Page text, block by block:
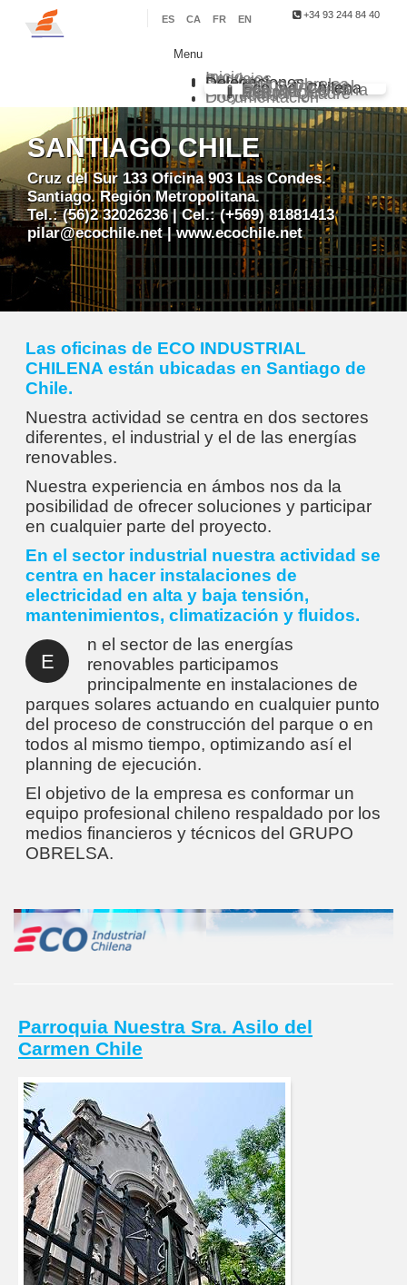
+34 93 244 84 40
ES CA FR EN
Menu
Inicio
Servicios
Sectores
Delegaciones
Grupo Obrelsa
Sarl Saim Argel
Eco Ind. Chilena
Eco Ind. Peruana
Eco Ind. Renovables
Master Quadre
Proyectos
Documentación
SANTIAGO CHILE
Cruz del Sur 133 Oficina 903 Las Condes.
Santiago. Región Metropolitana.
Tel.: (56)2 32026236 | Cel.: (+569) 81881413
pilar@ecochile.net | www.ecochile.net
Las oficinas de ECO INDUSTRIAL
CHILENA están ubicadas en Santiago de
Chile.
Nuestra actividad se centra en dos sectores
diferentes, el industrial y el de las energías
renovables.
Nuestra experiencia en ámbos nos da la
posibilidad de ofrecer soluciones y participar
en cualquier parte del proyecto.
En el sector industrial nuestra actividad se
centra en hacer instalaciones de
electricidad en alta y baja tensión,
mantenimientos, climatización y fluidos.
E
n el sector de las energías
renovables participamos
principalmente en instalaciones de
parques solares actuando en cualquier punto
del proceso de construcción del parque o en
todos al mismo tiempo, optimizando así el
planning de ejecución.
El objetivo de la empresa es conformar un
equipo profesional chileno respaldado por los
medios financieros y técnicos del GRUPO
OBRELSA.
Parroquia Nuestra Sra. Asilo del
Carmen Chile